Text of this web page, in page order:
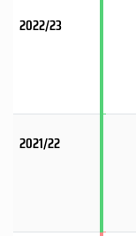
2022/23
2021/22